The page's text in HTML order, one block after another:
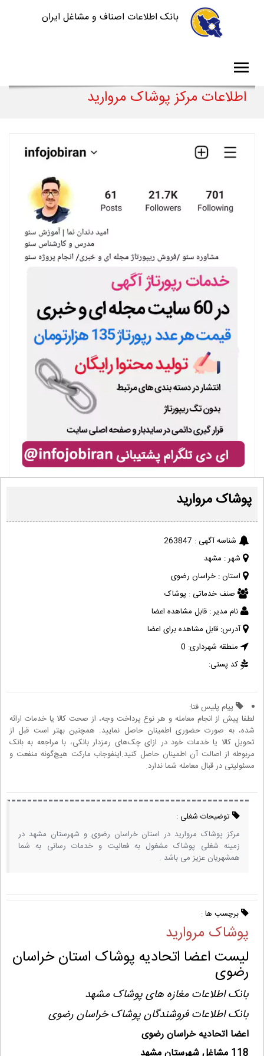
بانک اطلاعات اصناف و مشاغل ایران
اطلاعات مرکز پوشاک مروارید
پوشاک مروارید
شناسه آگهی : 263847
شهر : مشهد
استان : خراسان رضوی
صنف خدماتی : پوشاک
نام مدیر : قابل مشاهده اعضا
آدرس: قابل مشاهده برای اعضا
منطقه شهرداری: 0
کد پستی:
پیام پلیس فتا:
لطفا پیش از انجام معامله و هر نوع پرداخت وجه، از صحت کالا یا خدمات ارائه
شده، به صورت حضوری اطمینان حاصل نمایید. همچنین بهتر است قبل از
تحویل کالا یا خدمات خود در ازای چک‌های رمزدار بانکی، با مراجعه به بانک
مربوطه از اصالت آن اطمینان حاصل کنید.اینفوجاب مارکت هیچ‌گونه منفعت و
مسئولیتی در قبال معامله شما ندارد.
توضیحات شغلی :
مرکز پوشاک مروارید در استان خراسان رضوی و شهرستان مشهد در
زمینه شغلی پوشاک مشغول به فعالیت و خدمات رسانی به شما
همشهریان عزیز می باشد .
برچسب ها :
پوشاک مروارید
لیست اعضا اتحادیه پوشاک استان خراسان
رضوی
بانک اطلاعات مغازه های پوشاک مشهد
بانک اطلاعات فروشندگان پوشاک خراسان رضوی
اعضا اتحادیه خراسان رضوی